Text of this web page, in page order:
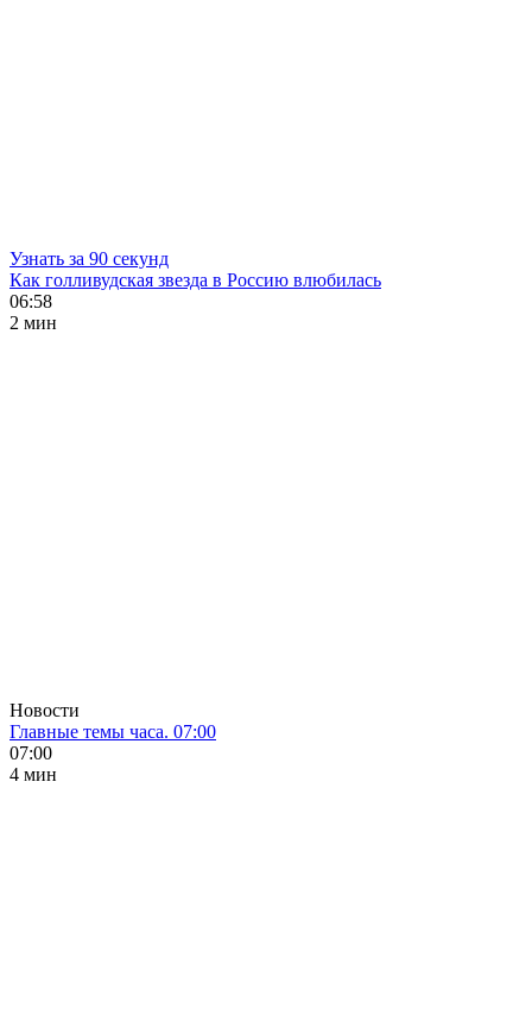
Узнать за 90 секунд
Как голливудская звезда в Россию влюбилась
06:58
2 мин
Новости
Главные темы часа. 07:00
07:00
4 мин